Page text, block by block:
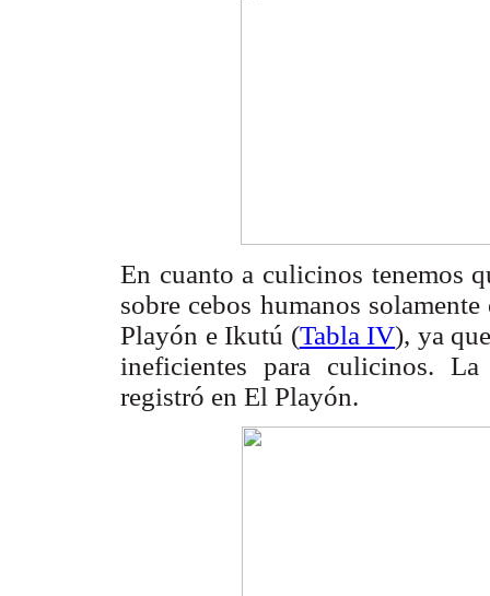
En cuanto a culicinos tenemos
sobre cebos humanos
Playón e Ikutú (Tabla IV), ya
ineficientes para culicinos.
registró en El Playón.